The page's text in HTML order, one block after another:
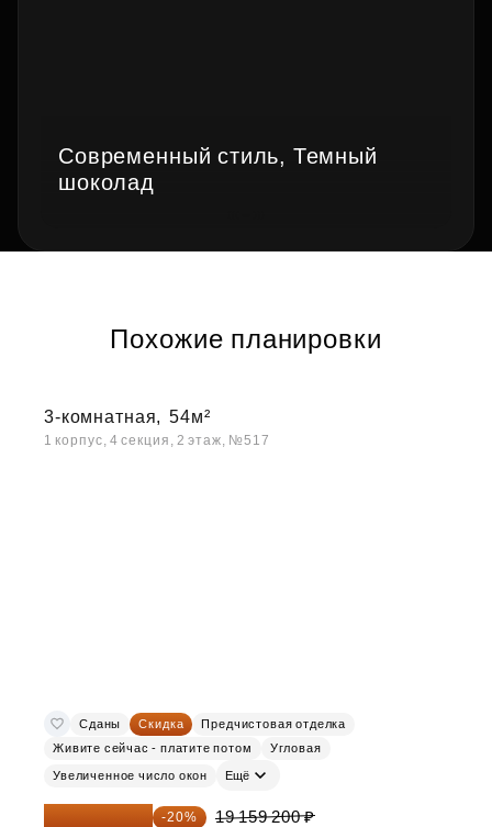
Современный стиль, Темный
шоколад
Похожие планировки
3-комнатная, 54м²
1 корпус, 4 секция, 2 этаж, №517
Сданы Скидка
Предчистовая отделка
Живите сейчас - платите потом
Угловая
Увеличенное число окон Ещё
15 327 360 ₽ -20%
19 159 200 ₽